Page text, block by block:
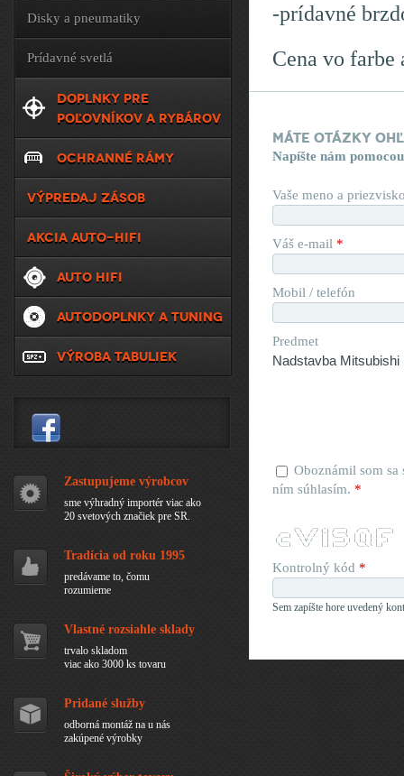
-prídavné
Cena vo
Máte otázky
Napíšte nám
Vaše meno a
Váš e-mail *
Mobil / telefón
Predmet
Oboznámil som sa
ním súhlasím. *
   ___  \ \   / / (_) / ___|   / _ \  |  ___|
  / __|  \ \ / /  | | \___ \  | | | | | |_
| (__    \ V /   | |  ___) | | |_| | |  _|
  \___|    \_/    |_| |____/   \__\_\ |_|
Kontrolný kód *
Sem zapíšte hore uvedený
Disky a pneumatiky
Prídavné svetlá
DOPLNKY PRE
POĽOVNÍKOV A RYBÁROV
OCHRANNÉ RÁMY
VÝPREDAJ ZÁSOB
AKCIA AUTO-HIFI
AUTO HIFI
AUTODOPLNKY A TUNING
VÝROBA TABULIEK
Zastupujeme výrobcov
sme výhradný importér viac ako
20 svetových značiek pre SR.
Tradícia od roku 1995
predávame to, čomu
rozumieme
Vlastné rozsiahle sklady
trvalo skladom
viac ako 3000 ks tovaru
Pridané služby
odborná montáž na u nás
zakúpené výrobky